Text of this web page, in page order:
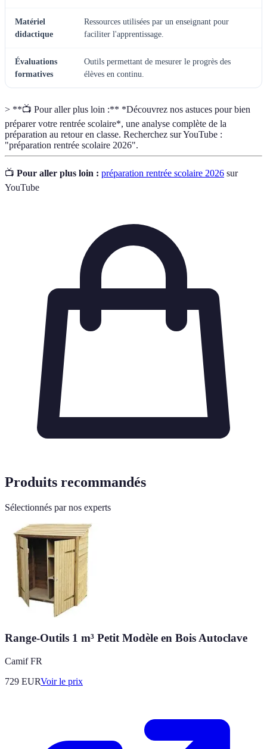
Matériel
didactique
Ressources utilisées par un enseignant pour
faciliter l'apprentissage.
Évaluations
formatives
Outils permettant de mesurer le progrès des
élèves en continu.
> **📺 Pour aller plus loin :** *Découvrez nos astuces pour bien
préparer votre rentrée scolaire*, une analyse complète de la
préparation au retour en classe. Recherchez sur YouTube :
"préparation rentrée scolaire 2026".
📺 Pour aller plus loin : préparation rentrée scolaire 2026 sur
YouTube
Produits recommandés
Sélectionnés par nos experts
Range-Outils 1 m³ Petit Modèle en Bois Autoclave
Camif FR
729 EURVoir le prix